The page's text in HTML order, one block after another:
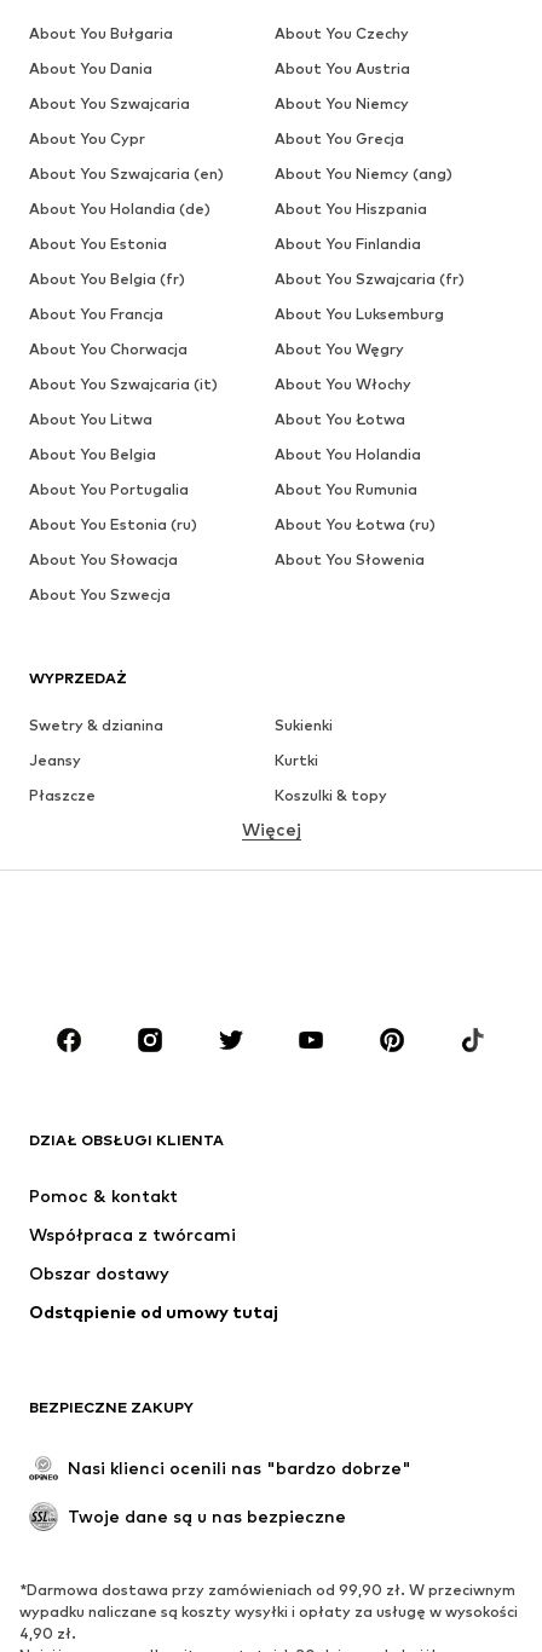
WYPRZEDAŻ
Swetry & dzianina
Sukienki
Jeansy
Kurtki
Płaszcze
Koszulki & topy
Bielizna
Akcesoria
Premium
Nowości
Kurtki
Bielizna
Płaszcze
Spódnice
Specjalne okazje
Nowości
Na czasie
Trampki & sneakersy
Więcej
DZIAŁ OBSŁUGI KLIENTA
Pomoc & kontakt
Współpraca z twórcami
Obszar dostawy
Odstąpienie od umowy tutaj
BEZPIECZNE ZAKUPY
Nasi klienci ocenili nas "bardzo dobrze"
Twoje dane są u nas bezpieczne
*Darmowa dostawa przy zamówieniach od 99,90 zł. W przeciwnym
wypadku naliczane są koszty wysyłki i opłaty za usługę w wysokości
4,90 zł.
About You Bułgaria
About You Czechy
About You Dania
About You Austria
About You Szwajcaria
About You Niemcy
About You Cypr
About You Grecja
About You Szwajcaria (en)
About You Niemcy (ang)
About You Holandia (de)
About You Hiszpania
About You Estonia
About You Finlandia
About You Belgia (fr)
About You Szwajcaria (fr)
About You Francja
About You Luksemburg
About You Chorwacja
About You Węgry
About You Szwajcaria (it)
About You Włochy
About You Litwa
About You Łotwa
About You Belgia
About You Holandia
About You Portugalia
About You Rumunia
About You Estonia (ru)
About You Łotwa (ru)
About You Słowacja
About You Słowenia
About You Szwecja